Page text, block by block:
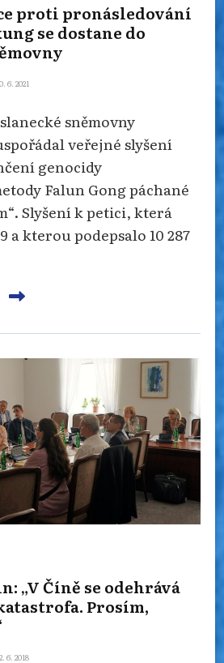
proti pronásledování
se dostane do
6. 2021
sněmovny
veřejné slyšení
genocidy
Falun Gong páchané
Slyšení k petici, která
a kterou podepsalo 10 287
„V Číně se odehrává
Prosím,
6. 2018